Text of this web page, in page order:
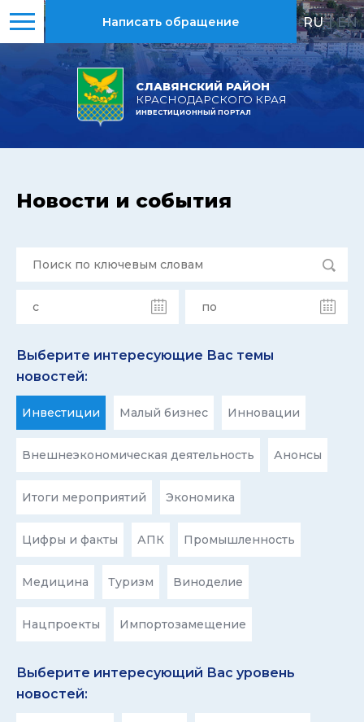
СЛАВЯНСКИЙ РАЙОН
КРАСНОДАРСКОГО КРАЯ
ИНВЕСТИЦИОННЫЙ ПОРТАЛ
Написать обращение RU | EN
Новости и события
Выберите интересующие Вас темы
новостей:
Инвестиции Малый бизнес Инновации
Внешнеэкономическая деятельность Анонсы
Итоги мероприятий Экономика
Цифры и факты АПК Промышленность
Медицина Туризм Виноделие
Нацпроекты Импортозамещение
Выберите интересующий Вас уровень
новостей: